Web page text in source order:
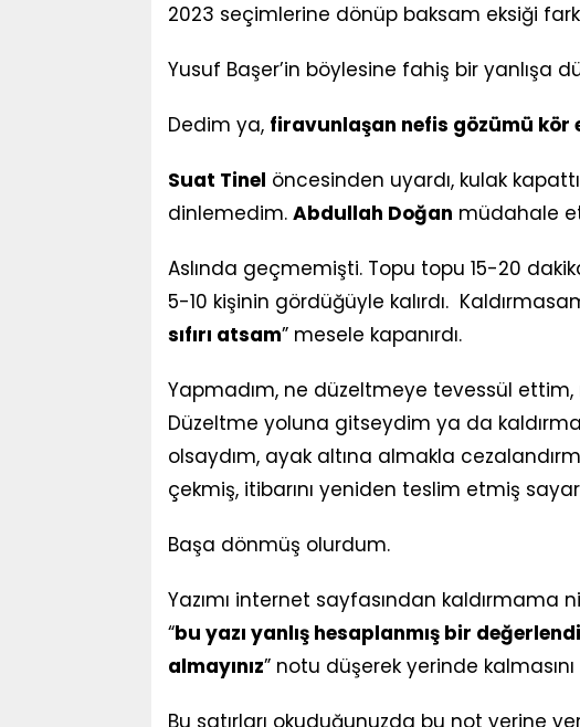
2023 seçimlerine dönüp baksam eksiği
Yusuf Başer’in böylesine fahiş bir
Dedim ya, firavunlaşan nefis gözümü kör
Suat Tinel öncesinden uyardı, kulak
dinlemedim. Abdullah Doğan müdahale
Aslında geçmemişti. Topu topu 15-20
5-10 kişinin gördüğüyle kalırdı.
sıfırı atsam” mesele kapanırdı.
Yapmadım, ne düzeltmeye tevessül ettim,
Düzeltme yoluna gitseydim ya da
olsaydım, ayak altına almakla
çekmiş, itibarını yeniden teslim etmiş
Başa dönmüş olurdum.
Yazımı internet sayfasından kaldırmama
“bu yazı yanlış hesaplanmış bir
almayınız” notu düşerek yerinde
Bu satırları okuduğunuzda bu not yerine